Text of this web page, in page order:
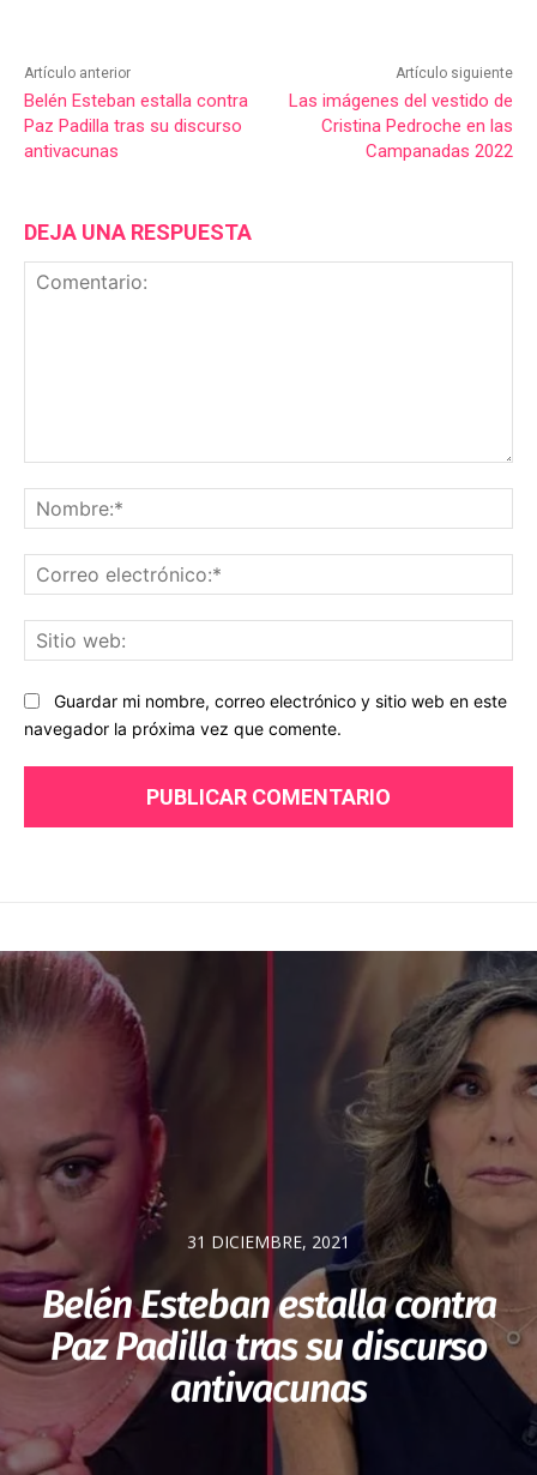
Artículo anterior
Belén Esteban estalla contra
Paz Padilla tras su discurso
antivacunas
Artículo siguiente
Las imágenes del vestido de
Cristina Pedroche en las
Campanadas 2022
DEJA UNA RESPUESTA
Guardar mi nombre, correo electrónico y sitio web en este
navegador la próxima vez que comente.